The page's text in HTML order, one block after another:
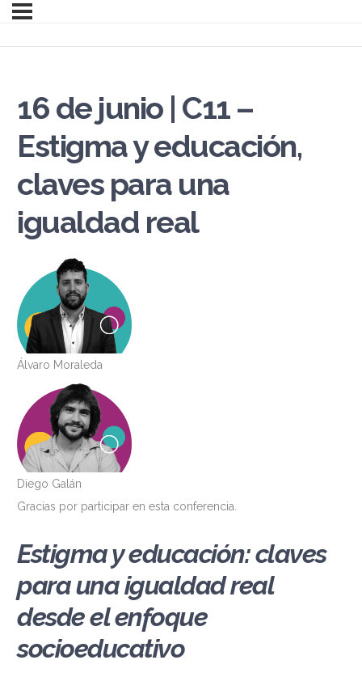
16 de junio | C11 –
Estigma y educación,
claves para una
igualdad real
Álvaro Moraleda
Diego Galán
Gracias por participar en esta conferencia.
Estigma y educación: claves
para una igualdad real
desde el enfoque
socioeducativo